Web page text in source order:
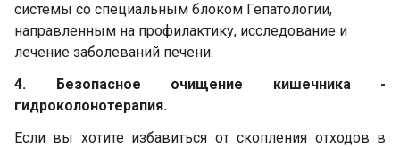
системы со специальным блоком Гепатологии,
направленным на профилактику, исследование и
лечение заболеваний печени.
4. Безопасное очищение кишечника -
гидроколонотерапия.
Если вы хотите избавиться от скопления отходов в